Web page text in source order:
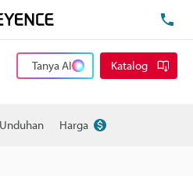
Tanya AI Katalog
Unduhan Harga